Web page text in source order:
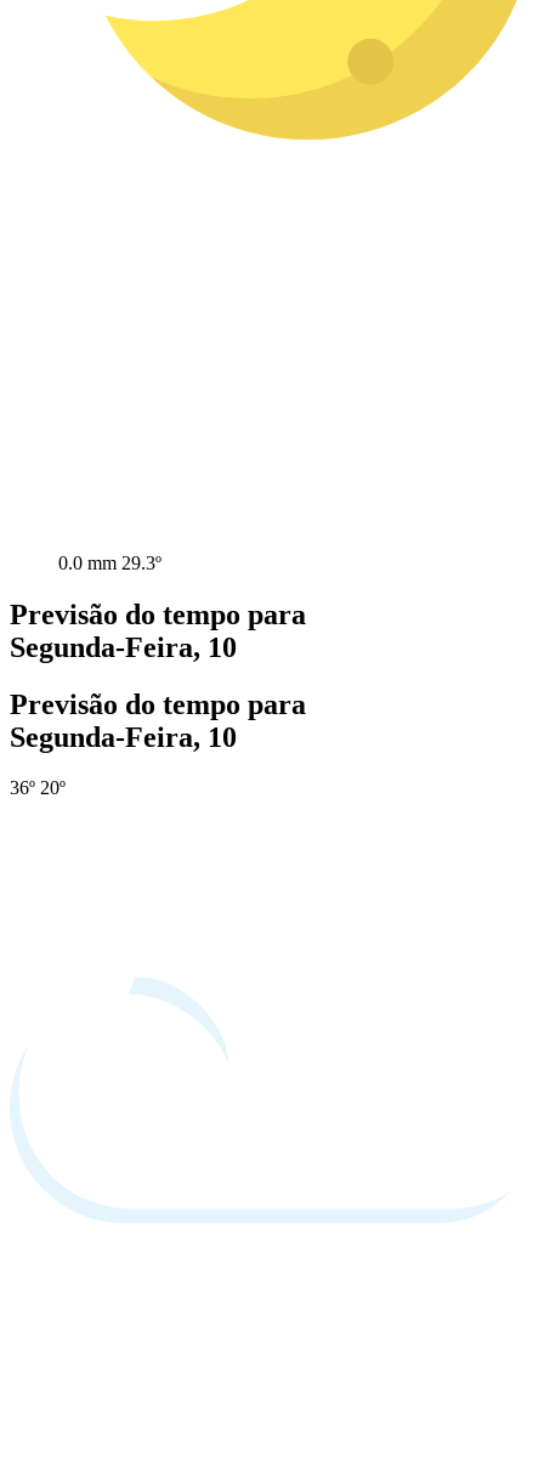
0.0 mm 29.3º
Previsão do tempo para
Segunda-Feira, 10
Previsão do tempo para
Segunda-Feira, 10
36º 20º